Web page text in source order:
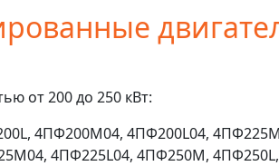
от 200 до 250 кВт:
4ПФ200M04, 4ПФ200L04,
4ПФ225L04, 4ПФ250M, 4ПФ250L,